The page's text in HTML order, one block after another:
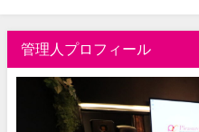
管理人プロフィール